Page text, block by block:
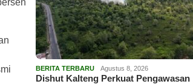
BERITA TERBARU Agustus 8, 2026
Dishut Kalteng Perkuat Pengawasan